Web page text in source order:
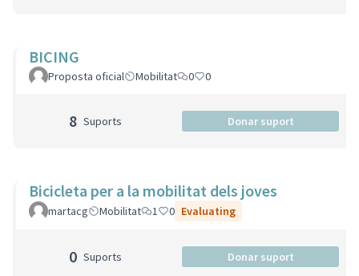
BICING
Proposta oficial Mobilitat 0 0
8 Suports Donar suport
Bicicleta per a la mobilitat dels joves
martacg Mobilitat 1 0 Evaluating
0 Suports Donar suport